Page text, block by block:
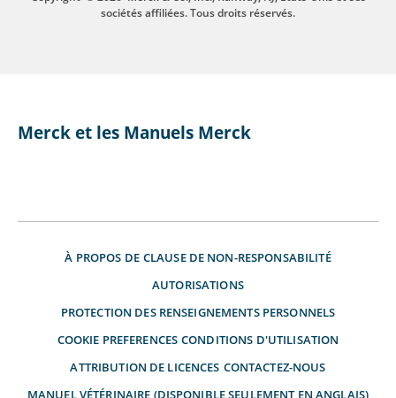
sociétés affiliées. Tous droits réservés.
Merck et les Manuels Merck
À PROPOS DE CLAUSE DE NON-RESPONSABILITÉ
AUTORISATIONS
PROTECTION DES RENSEIGNEMENTS PERSONNELS
COOKIE PREFERENCES CONDITIONS D'UTILISATION
ATTRIBUTION DE LICENCES CONTACTEZ-NOUS
MANUEL VÉTÉRINAIRE (DISPONIBLE SEULEMENT EN ANGLAIS)